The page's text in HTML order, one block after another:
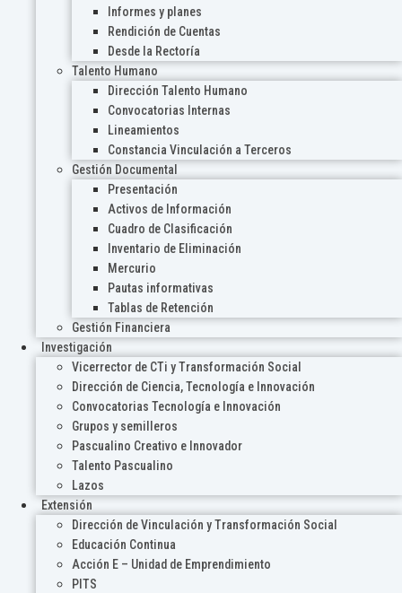
Informes y planes
Rendición de Cuentas
Desde la Rectoría
Talento Humano
Dirección Talento Humano
Convocatorias Internas
Lineamientos
Constancia Vinculación a Terceros
Gestión Documental
Presentación
Activos de Información
Cuadro de Clasificación
Inventario de Eliminación
Mercurio
Pautas informativas
Tablas de Retención
Gestión Financiera
Investigación
Vicerrector de CTi y Transformación Social
Dirección de Ciencia, Tecnología e Innovación
Convocatorias Tecnología e Innovación
Grupos y semilleros
Pascualino Creativo e Innovador
Talento Pascualino
Lazos
Extensión
Dirección de Vinculación y Transformación Social
Educación Continua
Acción E – Unidad de Emprendimiento
PITS